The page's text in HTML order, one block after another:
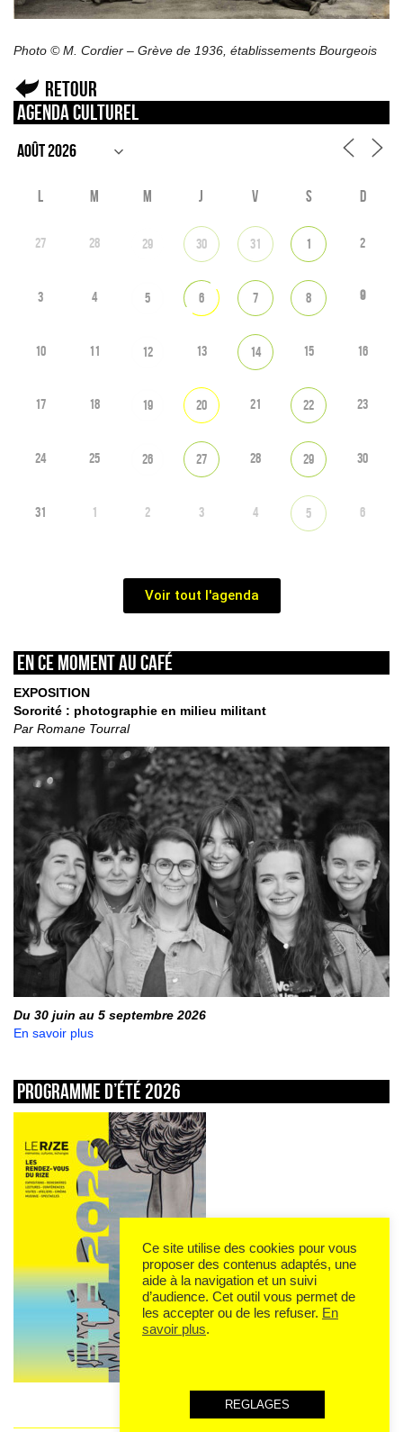
Photo © M. Cordier – Grève de 1936, établissements Bourgeois
Retour
Agenda culturel
L M M J V S D
27 28 29 30 31 1 2
3 4 5 6 7 8 9
10 11 12 13 14 15 16
17 18 19 20 21 22 23
24 25 26 27 28 29 30
31 1 2 3 4 5 6
Voir tout l'agenda
En ce moment au café
EXPOSITION
Sororité : photographie en milieu militant
Par Romane Tourral
Du 30 juin au 5 septembre 2026
En savoir plus
Programme d’été 2026
Ce site utilise des cookies pour vous
proposer des contenus adaptés, une
aide à la navigation et un suivi
d’audience. Cet outil vous permet de
les accepter ou de les refuser. En
savoir plus.
REGLAGES